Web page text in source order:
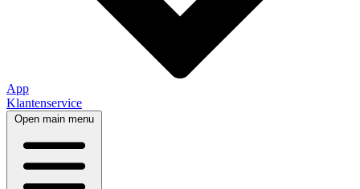
App
Klantenservice
Open main menu